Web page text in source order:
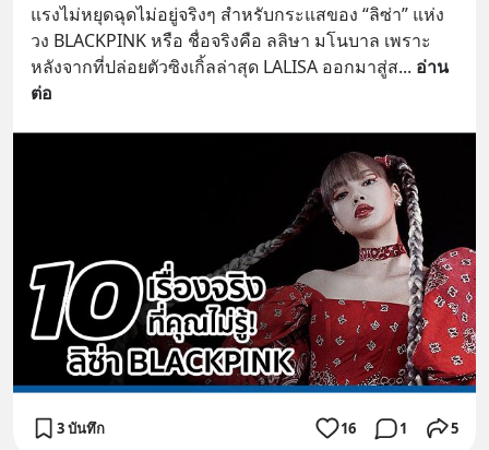
แรงไม่หยุดฉุดไม่อยู่จริงๆ สำหรับกระแสของ “ลิซ่า” แห่ง
วง BLACKPINK หรือ ชื่อจริงคือ ลลิษา มโนบาล เพราะ
หลังจากที่ปล่อยตัวซิงเกิ้ลล่าสุด LALISA ออกมาสู่ส... อ่าน
ต่อ
3 บันทึก 16 1 5